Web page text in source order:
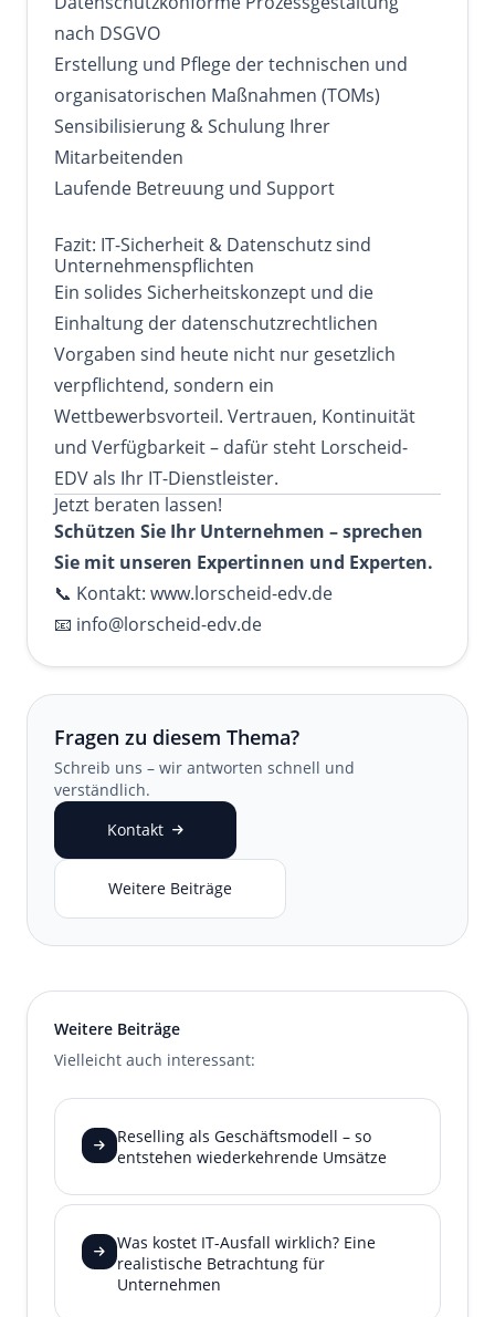
nach DSGVO
Erstellung und Pflege der technischen und
organisatorischen Maßnahmen (TOMs)
Sensibilisierung & Schulung Ihrer
Mitarbeitenden
Laufende Betreuung und Support
Fazit: IT-Sicherheit & Datenschutz sind
Unternehmenspflichten
Ein solides Sicherheitskonzept und die
Einhaltung der datenschutzrechtlichen
Vorgaben sind heute nicht nur gesetzlich
verpflichtend, sondern ein
Wettbewerbsvorteil. Vertrauen, Kontinuität
und Verfügbarkeit – dafür steht Lorscheid-
EDV als Ihr IT-Dienstleister.
Jetzt beraten lassen!
Schützen Sie Ihr Unternehmen – sprechen
Sie mit unseren Expertinnen und Experten.
📞 Kontakt: www.lorscheid-edv.de
📧 info@lorscheid-edv.de
Fragen zu diesem Thema?
Schreib uns – wir antworten schnell und
verständlich.
Kontakt
Weitere Beiträge
Weitere Beiträge
Vielleicht auch interessant:
Reselling als Geschäftsmodell – so
entstehen wiederkehrende Umsätze
Was kostet IT-Ausfall wirklich? Eine
realistische Betrachtung für
Unternehmen